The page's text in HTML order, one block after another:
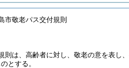
市敬老パス交付規則
則は、高齢者に対し、敬老の意を表し
とする。